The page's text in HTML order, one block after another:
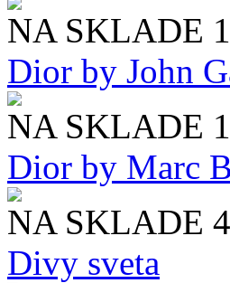
NA SKLADE
Dior by John
NA SKLADE
Dior by Marc
NA SKLADE
Divy sveta